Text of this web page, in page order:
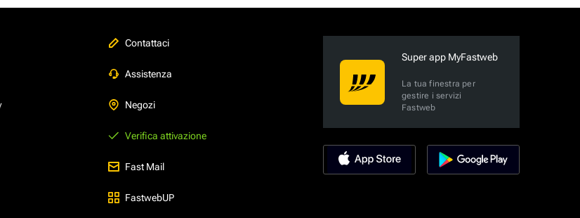
Contattaci
Assistenza
Negozi
Verifica attivazione
Fast Mail
FastwebUP
Super app MyFastweb
La tua finestra per
gestire i servizi
Fastweb